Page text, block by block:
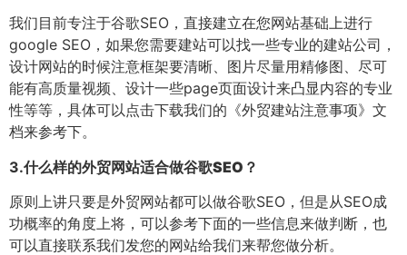
我们目前专注于谷歌SEO，直接建立在您网站基础上进行
google SEO，如果您需要建站可以找一些专业的建站公司，
设计网站的时候注意框架要清晰、图片尽量用精修图、尽可
能有高质量视频、设计一些page页面设计来凸显内容的专业
性等等，具体可以点击下载我们的《外贸建站注意事项》文
档来参考下。
3.什么样的外贸网站适合做谷歌SEO？
原则上讲只要是外贸网站都可以做谷歌SEO，但是从SEO成
功概率的角度上将，可以参考下面的一些信息来做判断，也
可以直接联系我们发您的网站给我们来帮您做分析。